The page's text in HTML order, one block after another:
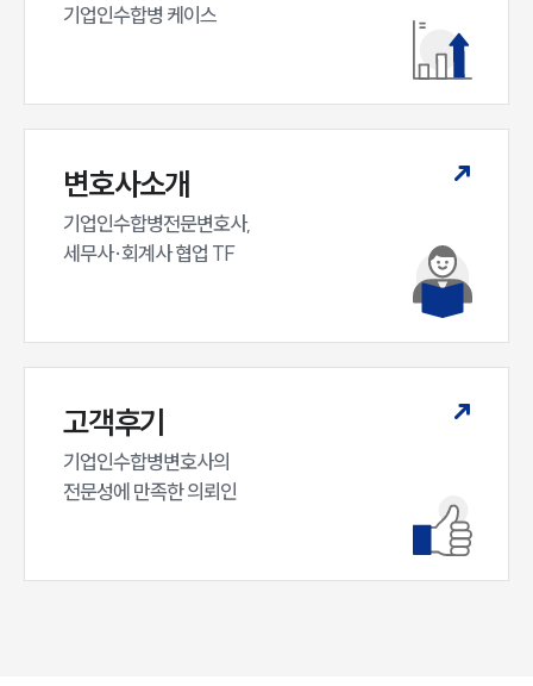
기업인수합병 케이스
변호사소개
기업인수합병전문변호사,
세무사·회계사 협업 TF
고객후기
기업인수합병변호사의
전문성에 만족한 의뢰인